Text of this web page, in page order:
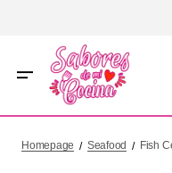
Spinach Artichoke Dip
Homepage Seafood Fish